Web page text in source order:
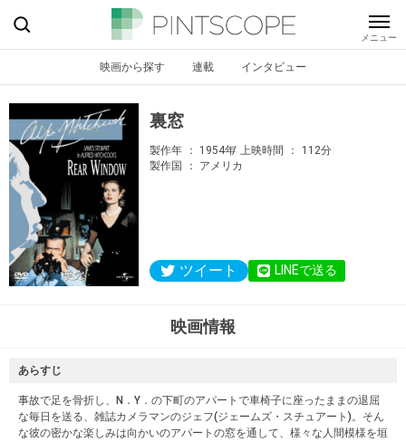
映画から探す 連載 インタビュー
裏窓
製作年 1954年 上映時間
112分
製作国
アメリカ
ツイート LINEで送る
映画情報
あらすじ
事故で足を骨折し、N．Y．の下町のアパートで車椅子に座ったままの退屈
な毎日を送る、雑誌カメラマンのジェフ(ジェームズ・スチュアート)。そん
な彼の密かな楽しみは向かいのアパートの窓を通して、様々な人間模様を垣